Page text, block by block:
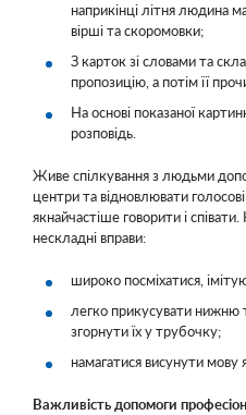
наприкінці літня людина
вірші та скоромовки;
З карток зі словами та
пропозицію, а потім її
На основі показаної
розповідь.
Живе спілкування з людьми
центри та відновлювати
якнайчастіше говорити і
нескладні вправи:
широко посміхатися,
легко прикусувати нижню
згорнути їх у трубочку;
намагатися висунути мову
Важливість допомоги